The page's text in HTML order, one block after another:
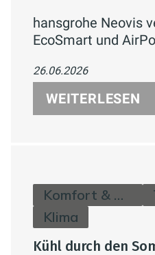
hansgrohe Neovis
EcoSmart und
Dusche und
energiesparend,
komfortabel.
26.06.2026
WEITERLESEN
Komfort & Hygiene
Klima
Kühl durch den